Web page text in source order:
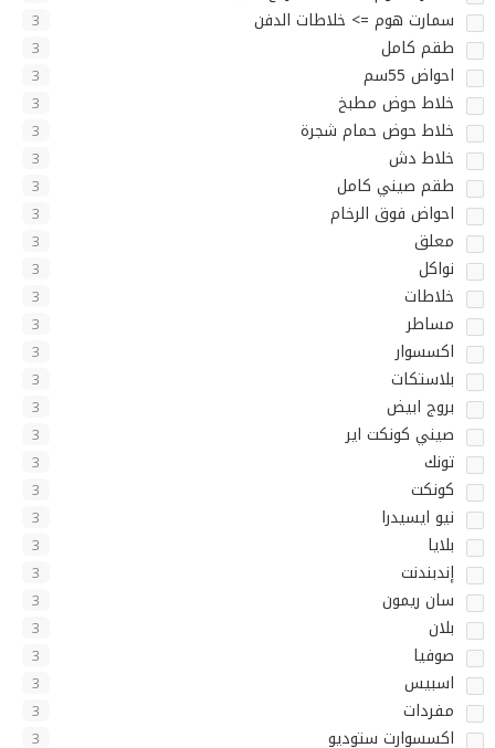
سمارت هوم => خلاطات الدفن 3
طقم كامل 3
احواض 55سم 3
خلاط حوض مطبخ 3
خلاط حوض حمام شجرة 3
خلاط دش 3
طقم صيني كامل 3
احواض فوق الرخام 3
معلق 3
نواكل 3
خلاطات 3
مساطر 3
اكسسوار 3
بلاستكات 3
بروج ابيض 3
صيني كونكت اير 3
تونك 3
كونكت 3
نيو ايسيدرا 3
بلايا 3
إندبندنت 3
سان ريمون 3
بلان 3
صوفيا 3
اسبيس 3
مفردات 3
اكسسوارت ستوديو 3